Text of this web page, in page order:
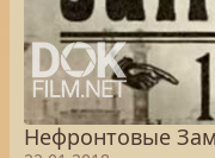
Нефронтовые